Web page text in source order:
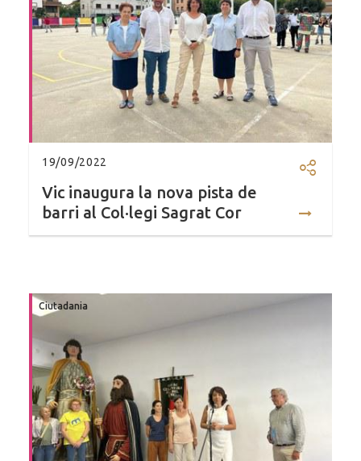
19/09/2022
Vic inaugura la nova pista de
barri al Col·legi Sagrat Cor
Ciutadania